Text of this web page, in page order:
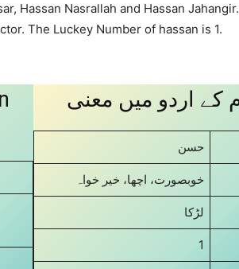
Hassan Nasrallah and Hassan
The Luckey Number of hassan is 1.
کے اردو میں معنی
حسن
خوبصورت، اچھا، خیر خواہ
لڑکا
1